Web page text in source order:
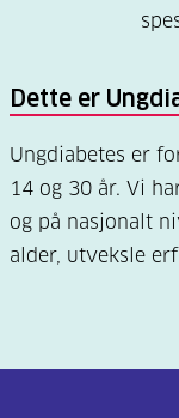
Dette er
Ungdiabetes er
14 og 30 år. Vi
og på nasjonalt
alder, utveksle